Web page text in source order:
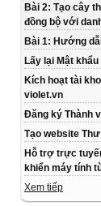
Bài 2: Tạo cây
đồng bộ với
Bài 1: Hướng
Lấy lại Mật
Kích hoạt tài
violet.vn
Đăng ký Thành
Tạo website
Hỗ trợ trực
khiển máy tính
Xem tiếp